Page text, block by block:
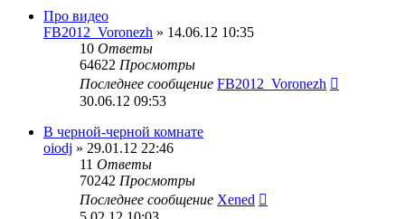
Про видео
FB2012_Voronezh » 14.06.12 10:35
10 Ответы
64622 Просмотры
Последнее сообщение FB2012_Voronezh
30.06.12 09:53
В черной-черной комнате
oiodj » 29.01.12 22:46
11 Ответы
70242 Просмотры
Последнее сообщение Xened